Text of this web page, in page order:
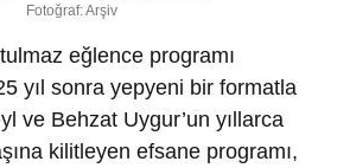
Fotoğraf: Arşiv
eğlence programı
yıl sonra yepyeni bir formatla
ve Behzat Uygur’un yıllarca
kilitleyen efsane programı,